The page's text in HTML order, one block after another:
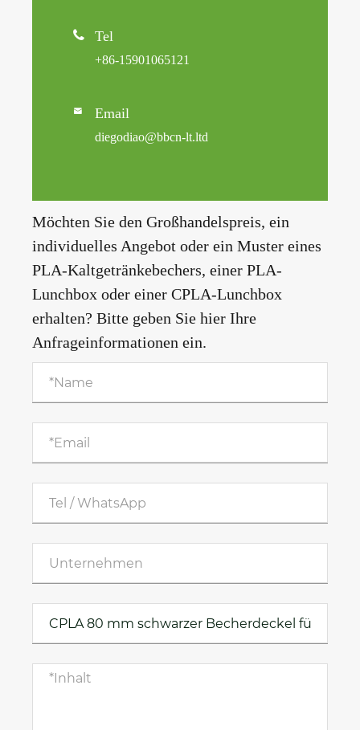
 Tel
+86-15901065121
 Email
diegodiao@bbcn-lt.ltd
Möchten Sie den Großhandelspreis, ein
individuelles Angebot oder ein Muster eines
PLA-Kaltgetränkebechers, einer PLA-
Lunchbox oder einer CPLA-Lunchbox
erhalten? Bitte geben Sie hier Ihre
Anfrageinformationen ein.